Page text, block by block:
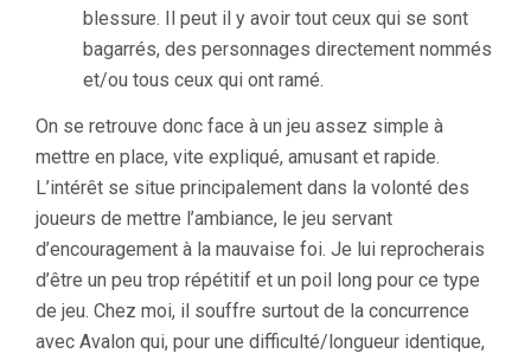
blessure. Il peut il y avoir tout ceux qui se sont
bagarrés, des personnages directement nommés
et/ou tous ceux qui ont ramé.
On se retrouve donc face à un jeu assez simple à
mettre en place, vite expliqué, amusant et rapide.
L’intérêt se situe principalement dans la volonté des
joueurs de mettre l’ambiance, le jeu servant
d’encouragement à la mauvaise foi. Je lui reprocherais
d’être un peu trop répétitif et un poil long pour ce type
de jeu. Chez moi, il souffre surtout de la concurrence
avec Avalon qui, pour une difficulté/longueur identique,